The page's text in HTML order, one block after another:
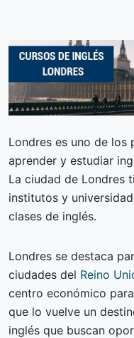
Londres es uno de los
aprender y estudiar
La ciudad de Londres
institutos y
clases de inglés.
Londres se destaca
ciudades del Reino
centro económico
que lo vuelve un
inglés que buscan